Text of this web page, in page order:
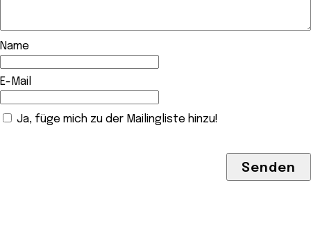
Name
E-Mail
Ja, füge mich zu der Mailingliste hinzu!